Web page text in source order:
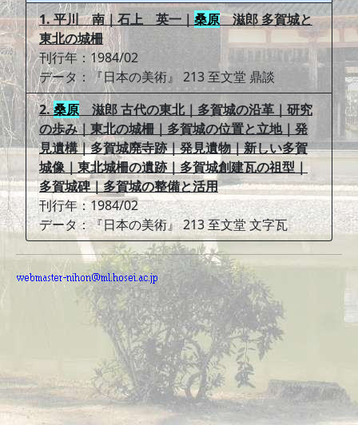
1. 平川 南｜石上 英一｜ 桑原滋郎 多賀城と
東北の城柵
刊行年：1984/02
データ：『日本の美術』 213 至文堂 鼎談
2.桑原滋郎 古代の東北｜多賀城の沿革｜研究
の歩み｜東北の城柵｜多賀城の位置と立地｜発
見遺構｜多賀城廃寺跡｜発見遺物｜新しい多賀
城像｜東北城柵の遺跡｜多賀城創建瓦の祖型｜
多賀城碑｜多賀城の整備と活用
刊行年：1984/02
データ：『日本の美術』 213 至文堂 文字瓦